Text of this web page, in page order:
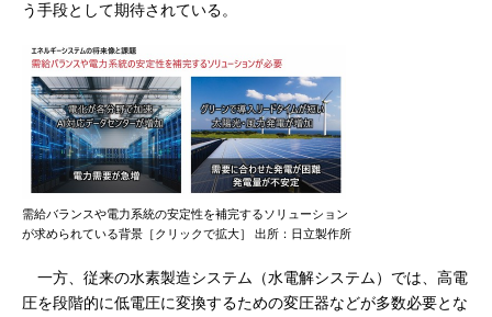
う手段として期待されている。
需給バランスや電力系統の安定性を補完するソリューション
が求められている背景［クリックで拡大］ 出所：日立製作所
一方、従来の水素製造システム（水電解システム）では、高電
圧を段階的に低電圧に変換するための変圧器などが多数必要とな